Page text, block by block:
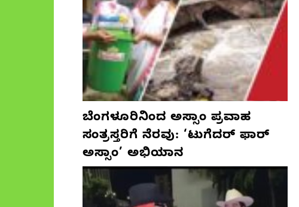
ಬೆಂಗಳೂರಿನಿಂದ ಅಸ್ಸಾಂ ಪ್ರವಾಹ
ಸಂತ್ರಸ್ತರಿಗೆ ನೆರವು: ‘ಟುಗೆದರ್ ಫಾರ್
ಅಸ್ಸಾಂ’ ಅಭಿಯಾನ